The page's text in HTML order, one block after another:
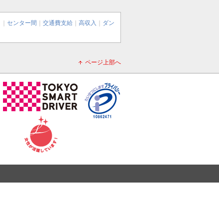
センター間 交通費支給 高収入
ダン
ページ上部へ